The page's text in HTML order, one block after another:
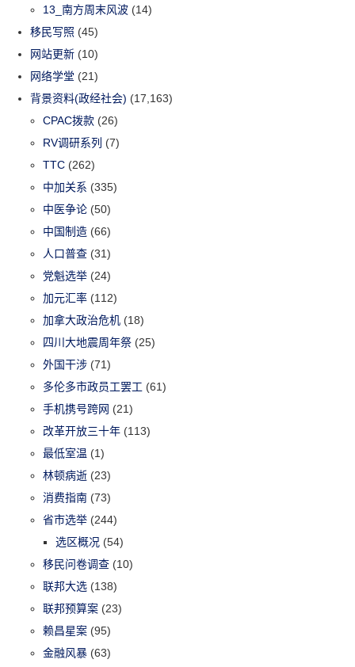
13_南方周末风波 (14)
移民写照 (45)
网站更新 (10)
网络学堂 (21)
背景资料(政经社会) (17,163)
CPAC拨款 (26)
RV调研系列 (7)
TTC (262)
中加关系 (335)
中医争论 (50)
中国制造 (66)
人口普查 (31)
党魁选举 (24)
加元汇率 (112)
加拿大政治危机 (18)
四川大地震周年祭 (25)
外国干涉 (71)
多伦多市政员工罢工 (61)
手机携号跨网 (21)
改革开放三十年 (113)
最低室温 (1)
林顿病逝 (23)
消费指南 (73)
省市选举 (244)
选区概况 (54)
移民问卷调查 (10)
联邦大选 (138)
联邦预算案 (23)
赖昌星案 (95)
金融风暴 (63)